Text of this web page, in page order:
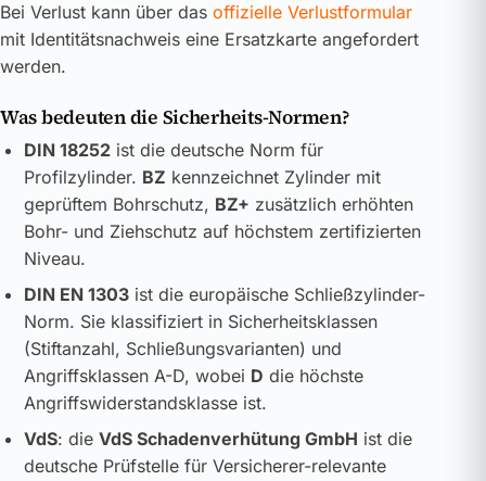
Bei Verlust kann über das offizielle Verlustformular
mit Identitätsnachweis eine Ersatzkarte angefordert
werden.
Was bedeuten die Sicherheits-Normen?
DIN 18252ist die deutsche Norm für
Profilzylinder. BZ kennzeichnet Zylinder mit
geprüftem Bohrschutz, BZ+ zusätzlich erhöhten
Bohr- und Ziehschutz auf höchstem zertifizierten
Niveau.
DIN EN 1303ist die europäische Schließzylinder-
Norm. Sie klassifiziert in Sicherheitsklassen
(Stiftanzahl, Schließungsvarianten) und
Angriffsklassen A-D, wobei D die höchste
Angriffswiderstandsklasse ist.
VdS: die VdS Schadenverhütung GmbH ist die
deutsche Prüfstelle für Versicherer-relevante